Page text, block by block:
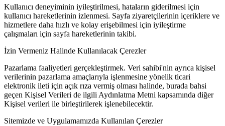
Kullanıcı deneyiminin iyileştirilmesi, hataların giderilmesi için
kullanıcı hareketlerinin izlenmesi. Sayfa ziyaretçilerinin içeriklere ve
hizmetlere daha hızlı ve kolay erişebilmesi için iyileştirme
çalışmaları için sayfa hareketlerinin takibi.
İzin Vermeniz Halinde Kullanılacak Çerezler
Pazarlama faaliyetleri gerçekleştirmek. Veri sahibi'nin ayrıca kişisel
verilerinin pazarlama amaçlarıyla işlenmesine yönelik ticari
elektronik ileti için açık rıza vermiş olması halinde, burada bahsi
geçen Kişisel Verileri de ilgili Aydınlatma Metni kapsamında diğer
Kişisel verileri ile birleştirilerek işlenebilecektir.
Sitemizde ve Uygulamamızda Kullanılan Çerezler